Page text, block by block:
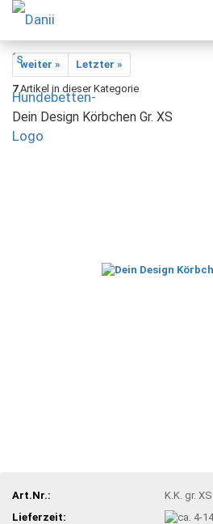
weiter »
Letzter »
7Artikel in dieser Kategorie
Dein Design Körbchen Gr. XS
Art.Nr.:
K.K. gr. XS
Lieferzeit: